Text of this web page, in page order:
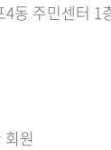
동 주민센터
원